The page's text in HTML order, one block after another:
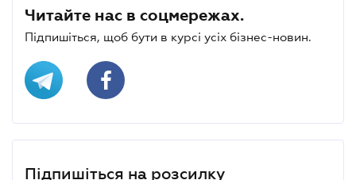
Читайте нас в соцмережах.
Підпишіться, щоб бути в курсі усіх бізнес-новин.
Підпишіться на розсилку